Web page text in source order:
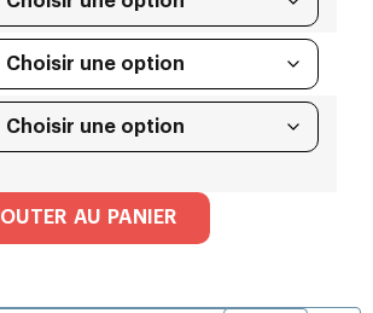
AU PANIER